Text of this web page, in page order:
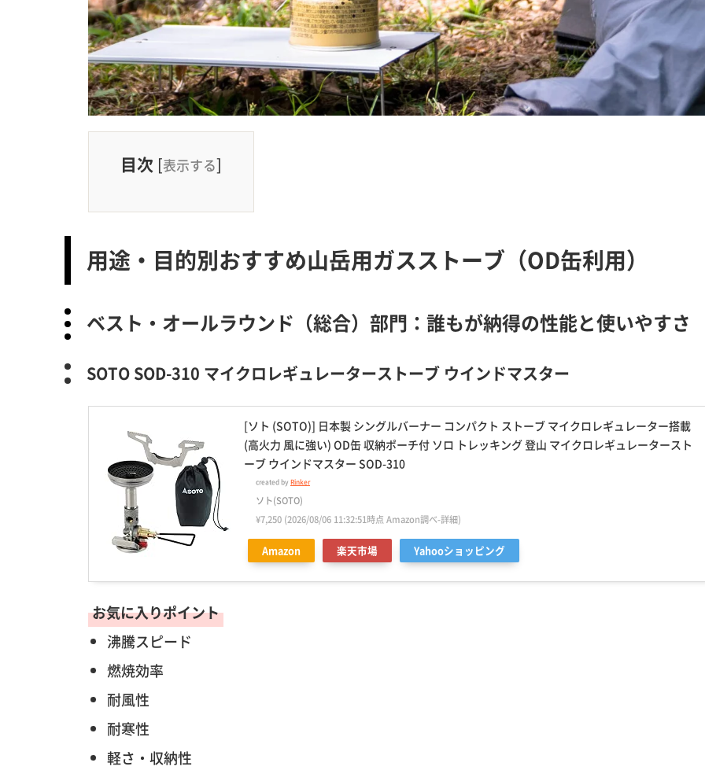
目次 [表示する]
用途・目的別おすすめ山岳用ガスストーブ（OD缶利用）
ベスト・オールラウンド（総合）部門：誰もが納得の性能と使いやすさ
SOTO SOD-310 マイクロレギュレーターストーブ ウインドマスター
[ソト (SOTO)] 日本製 シングルバーナー コンパクト ストーブ マイクロレギュレーター搭載
(高火力 風に強い) OD缶 収納ポーチ付 ソロ トレッキング 登山 マイクロレギュレータースト
ーブ ウインドマスター SOD-310
created by Rinker
ソト(SOTO)
¥7,250 (2026/08/06 11:32:51時点 Amazon調べ-詳細)
Amazon 楽天市場 Yahooショッピング
お気に入りポイント
沸騰スピード
燃焼効率
耐風性
耐寒性
軽さ・収納性